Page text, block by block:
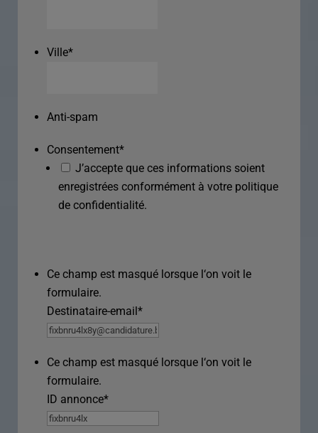
Ville*
Anti-spam
Consentement*
J’accepte que ces informations soient
enregistrées conformément à votre politique
de confidentialité.
Ce champ est masqué lorsque l‘on voit le
formulaire.
Destinataire-email*
Ce champ est masqué lorsque l‘on voit le
formulaire.
ID annonce*